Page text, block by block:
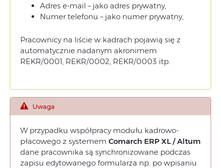
Adres e-mail – jako adres prywatny,
Numer telefonu – jako numer prywatny,
Pracownicy na liście w kadrach pojawią się z
automatycznie nadanym akronimem
REKR/0001, REKR/0002, REKR/0003 itp.
Uwaga
W przypadku współpracy modułu kadrowo-
płacowego z systemem Comarch ERP XL / Altum
dane pracownika są synchronizowane podczas
zapisu edytowanego formularza np. po wpisaniu